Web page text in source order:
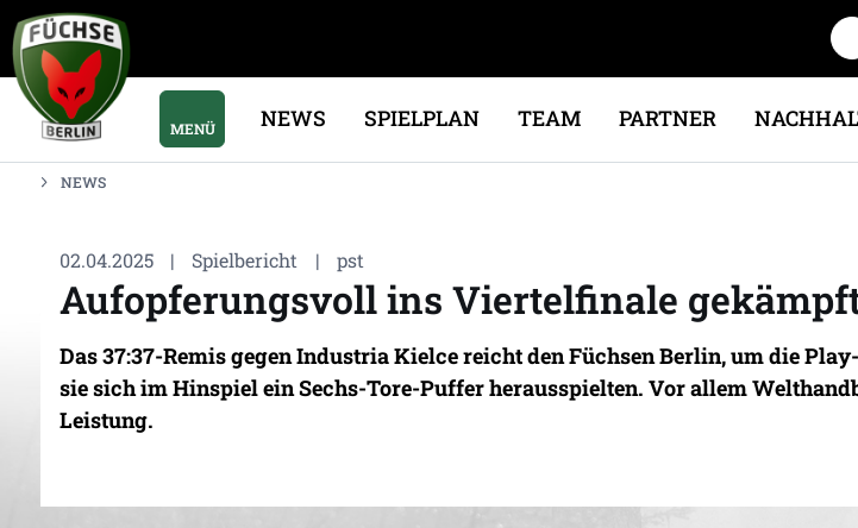
MENÜ NEWS SPIELPLAN TEAM PARTNER
NEWS
02.04.2025 | Spielbericht | pst
Aufopferungsvoll ins Viertelfinale
Das 37:37-Remis gegen Industria Kielce reicht den Füchsen Berlin, um die
sie sich im Hinspiel ein Sechs-Tore-Puffer herausspielten. Vor allem
Leistung.